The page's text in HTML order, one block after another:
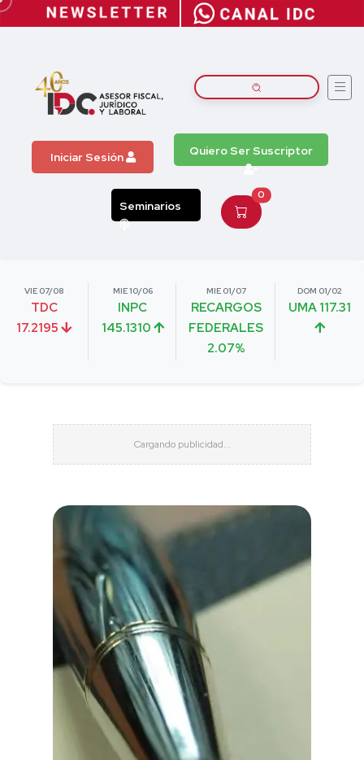
Iniciar Sesión Quiero Ser Suscriptor
Seminarios
0
VIE 07/08
TDC
17.2195
MIE 10/06
INPC
145.1310
MIE 01/07
RECARGOS
FEDERALES
2.07%
DOM 01/02
UMA 117.31